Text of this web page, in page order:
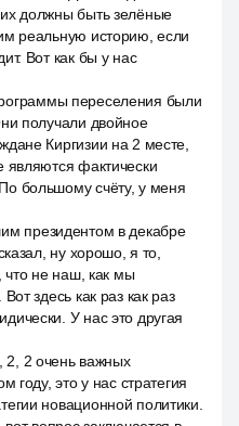
должны быть зелёные
реальную историю, если
Вот как бы у нас
переселения были
получали двойное
Киргизии на 2 месте,
являются фактически
большому счёту, у меня
президентом в декабре
ну хорошо, я то,
что не наш, как мы
здесь как раз как раз
У нас это другая
2, 2 очень важных
году, это у нас стратегия
новационной политики.